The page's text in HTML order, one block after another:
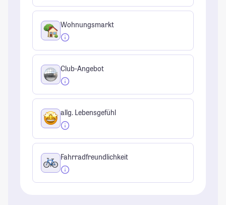
Wohnungsmarkt
Club-Angebot
allg. Lebensgefühl
Fahrradfreundlichkeit